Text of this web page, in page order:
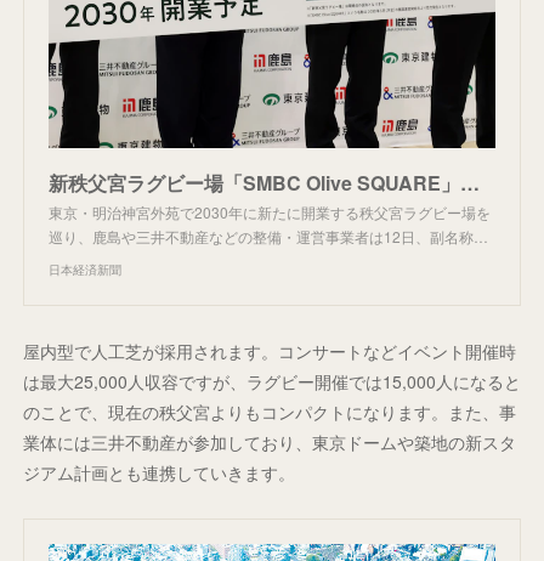
新秩父宮ラグビー場「SMBC Olive SQUARE」に ネーミングライツ100億円 - 日本経済新聞
東京・明治神宮外苑で2030年に新たに開業する秩父宮ラグビー場を
巡り、鹿島や三井不動産などの整備・運営事業者は12日、副名称…
日本経済新聞
屋内型で人工芝が採用されます。コンサートなどイベント開催時
は最大25,000人収容ですが、ラグビー開催では15,000人になると
のことで、現在の秩父宮よりもコンパクトになります。また、事
業体には三井不動産が参加しており、東京ドームや築地の新スタ
ジアム計画とも連携していきます。